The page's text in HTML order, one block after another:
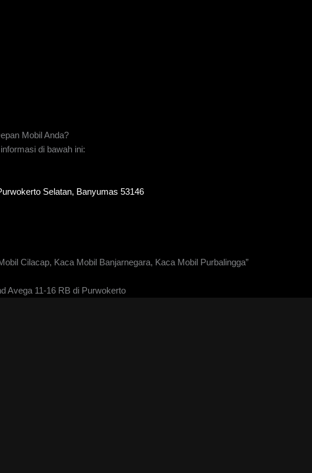
Mobil Anda?
di bawah ini:
Selatan, Banyumas 53146
Cilacap, Kaca Mobil Banjarnegara, Kaca Mobil Purbalingga”
Avega 11-16 RB di Purwokerto